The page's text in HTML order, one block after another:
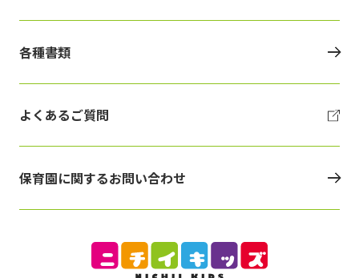
各種書類
よくあるご質問
保育園に関するお問い合わせ